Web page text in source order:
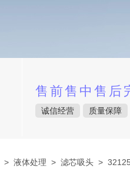
售前售中售后
诚信经营 质量保障
> 液体处理 > 滤芯吸头 >